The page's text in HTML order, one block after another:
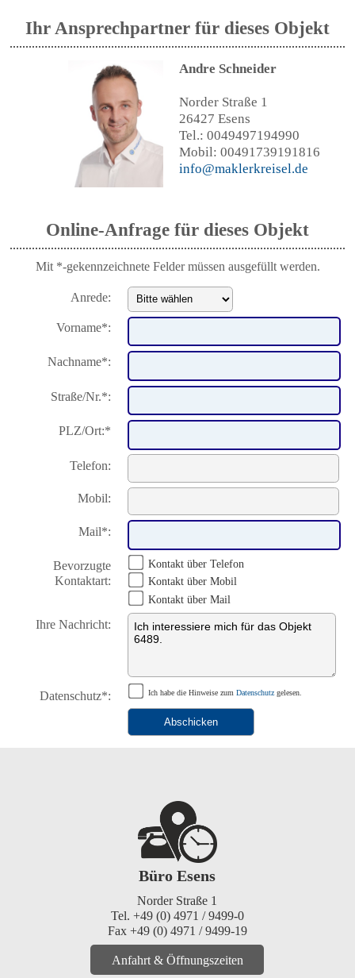
Ihr Ansprechpartner für dieses Objekt
Andre Schneider
Norder Straße 1
26427 Esens
Tel.: 0049497194990
Mobil: 00491739191816
info@maklerkreisel.de
Online-Anfrage für dieses Objekt
Mit *-gekennzeichnete Felder müssen ausgefüllt werden.
Anrede:
Vorname*:
Nachname*:
Straße/Nr.*:
PLZ/Ort:*
Telefon:
Mobil:
Mail*:
Bevorzugte
Kontaktart:
Kontakt über Telefon
Kontakt über Mobil
Kontakt über Mail
Ihre Nachricht:
Datenschutz*: Ich habe die Hinweise zumDatenschutz gelesen.
Büro Esens
Norder Straße 1
Tel. +49 (0) 4971 / 9499-0
Fax +49 (0) 4971 / 9499-19
Anfahrt & Öffnungszeiten